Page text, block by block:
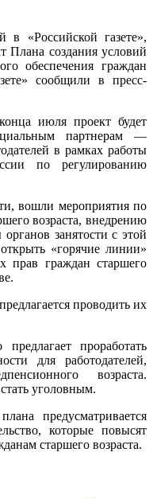
«Российской газете»,
Плана создания условий
обеспечения граждан
сообщили в пресс-
июля проект будет
партнерам —
в рамках работы
по регулированию
вошли мероприятия по
возраста, внедрению
занятости с этой
«горячие линии»
прав граждан старшего
проводить их
проработать
для работодателей,
возраста.
уголовным.
предусматривается
которые повысят
старшего возраста.